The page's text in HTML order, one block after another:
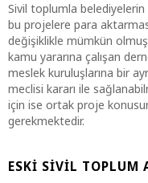
Sivil toplumla
bu projelere para
değişiklikle mümkün
kamu yararına çalışan
meslek kuruluşlarına bir
meclisi kararı ile
için ise ortak proje
gerekmektedir.
ESKI SIVIL TOPLUM